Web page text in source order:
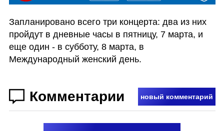
Запланировано всего три концерта: два из них
пройдут в дневные часы в пятницу, 7 марта, и
еще один - в субботу, 8 марта, в
Международный женский день.
Комментарии новый комментарий